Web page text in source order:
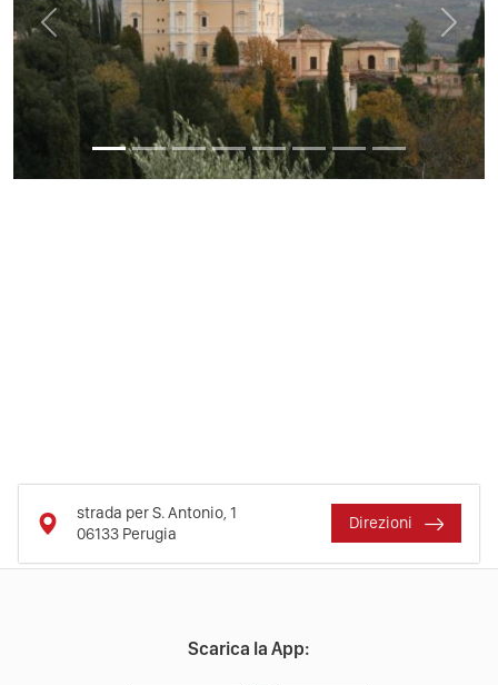
Previous Next
strada per S. Antonio, 1
06133 Perugia
Direzioni
Scarica la App: